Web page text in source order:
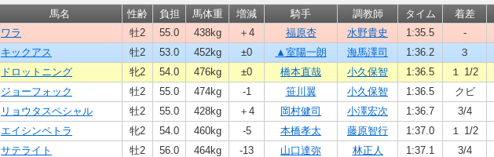
馬名 性齢 負担 馬体重 増減 騎手 調教師 タイム 着差
ワラ 牡2 55.0 438kg ＋4 福原杏 水野貴史 1:35.5 -
キックアス 牡2 53.0 452kg ±0 ▲室陽一朗 海馬澤司 1:36.2 ３
ドロットニング 牝2 54.0 476kg ±0 橋本直哉 小久保智 1:36.5 １ 1/2
ジョーフォック 牡2 55.0 474kg -1 笹川翼 小久保智 1:36.5 クビ
リョウタスペシャル 牡2 55.0 428kg ＋4 岡村健司 小澤宏次 1:36.7 3/4
エイシンペトラ 牝2 54.0 460kg -5 本橋孝太 藤原智行 1:37.0 １ 1/2
サテライト 牡2 56.0 464kg -13 山口達弥 林正人 1:37.1 3/4